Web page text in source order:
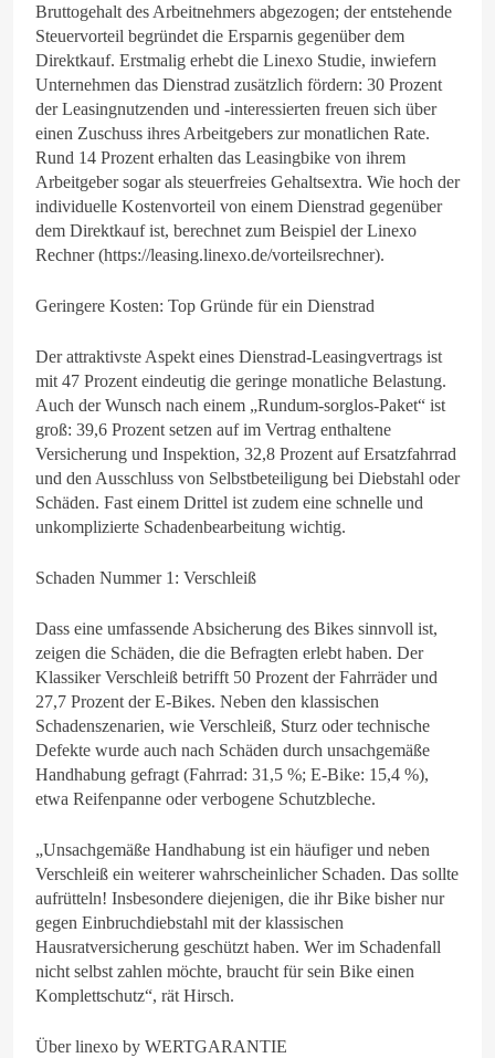
Bruttogehalt des Arbeitnehmers abgezogen; der entstehende
Steuervorteil begründet die Ersparnis gegenüber dem
Direktkauf. Erstmalig erhebt die Linexo Studie, inwiefern
Unternehmen das Dienstrad zusätzlich fördern: 30 Prozent
der Leasingnutzenden und -interessierten freuen sich über
einen Zuschuss ihres Arbeitgebers zur monatlichen Rate.
Rund 14 Prozent erhalten das Leasingbike von ihrem
Arbeitgeber sogar als steuerfreies Gehaltsextra. Wie hoch der
individuelle Kostenvorteil von einem Dienstrad gegenüber
dem Direktkauf ist, berechnet zum Beispiel der Linexo
Rechner (https://leasing.linexo.de/vorteilsrechner).
Geringere Kosten: Top Gründe für ein Dienstrad
Der attraktivste Aspekt eines Dienstrad-Leasingvertrags ist
mit 47 Prozent eindeutig die geringe monatliche Belastung.
Auch der Wunsch nach einem „Rundum-sorglos-Paket“ ist
groß: 39,6 Prozent setzen auf im Vertrag enthaltene
Versicherung und Inspektion, 32,8 Prozent auf Ersatzfahrrad
und den Ausschluss von Selbstbeteiligung bei Diebstahl oder
Schäden. Fast einem Drittel ist zudem eine schnelle und
unkomplizierte Schadenbearbeitung wichtig.
Schaden Nummer 1: Verschleiß
Dass eine umfassende Absicherung des Bikes sinnvoll ist,
zeigen die Schäden, die die Befragten erlebt haben. Der
Klassiker Verschleiß betrifft 50 Prozent der Fahrräder und
27,7 Prozent der E-Bikes. Neben den klassischen
Schadenszenarien, wie Verschleiß, Sturz oder technische
Defekte wurde auch nach Schäden durch unsachgemäße
Handhabung gefragt (Fahrrad: 31,5 %; E-Bike: 15,4 %),
etwa Reifenpanne oder verbogene Schutzbleche.
„Unsachgemäße Handhabung ist ein häufiger und neben
Verschleiß ein weiterer wahrscheinlicher Schaden. Das sollte
aufrütteln! Insbesondere diejenigen, die ihr Bike bisher nur
gegen Einbruchdiebstahl mit der klassischen
Hausratversicherung geschützt haben. Wer im Schadenfall
nicht selbst zahlen möchte, braucht für sein Bike einen
Komplettschutz“, rät Hirsch.
Über linexo by WERTGARANTIE